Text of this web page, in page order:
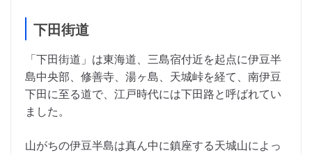
下田街道
「下田街道」は東海道、三島宿付近を起点に伊豆半
島中央部、修善寺、湯ヶ島、天城峠を経て、南伊豆
下田に至る道で、江戸時代には下田路と呼ばれてい
ました。
山がちの伊豆半島は真ん中に鎮座する天城山によっ